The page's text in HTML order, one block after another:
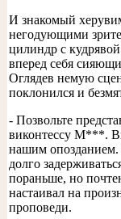
И знакомый
негодующими
цилиндр с
вперед себя
Оглядев немую
поклонился и
- Позвольте
виконтессу М***.
нашим
долго
пораньше, но
настаивал на
проповеди.